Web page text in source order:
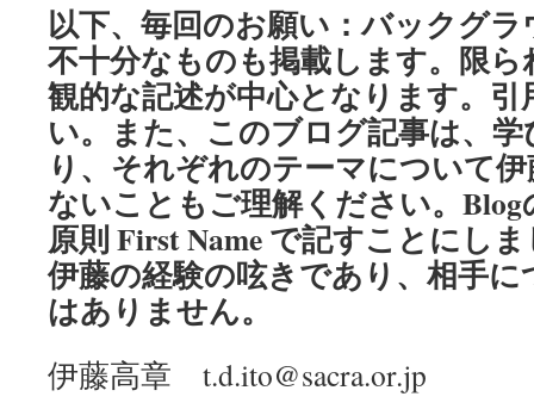
以下、毎回のお願い：バックグ
不十分なものも掲載します。限
観的な記述が中心となります。
い。また、このブログ記事は、
り、それぞれのテーマについて
ないこともご理解ください。
原則 First Name で記すことにし
伊藤の経験の呟きであり、相手
はありません。
伊藤高章 t.d.ito@sacra.or.jp